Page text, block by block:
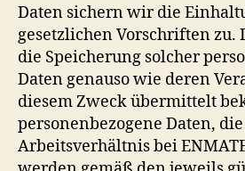
Daten sichern wir die
gesetzlichen Vorschriften zu.
die Speicherung solcher
Daten genauso wie deren
diesem Zweck übermittelt
personenbezogene Daten,
Arbeitsverhältnis bei